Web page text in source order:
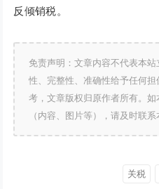
反倾销税。
免责声明：文章内容不代表本
性、完整性、准确性给予任何
考，文章版权归原作者所有。
（内容、图片等），请及时联
关税